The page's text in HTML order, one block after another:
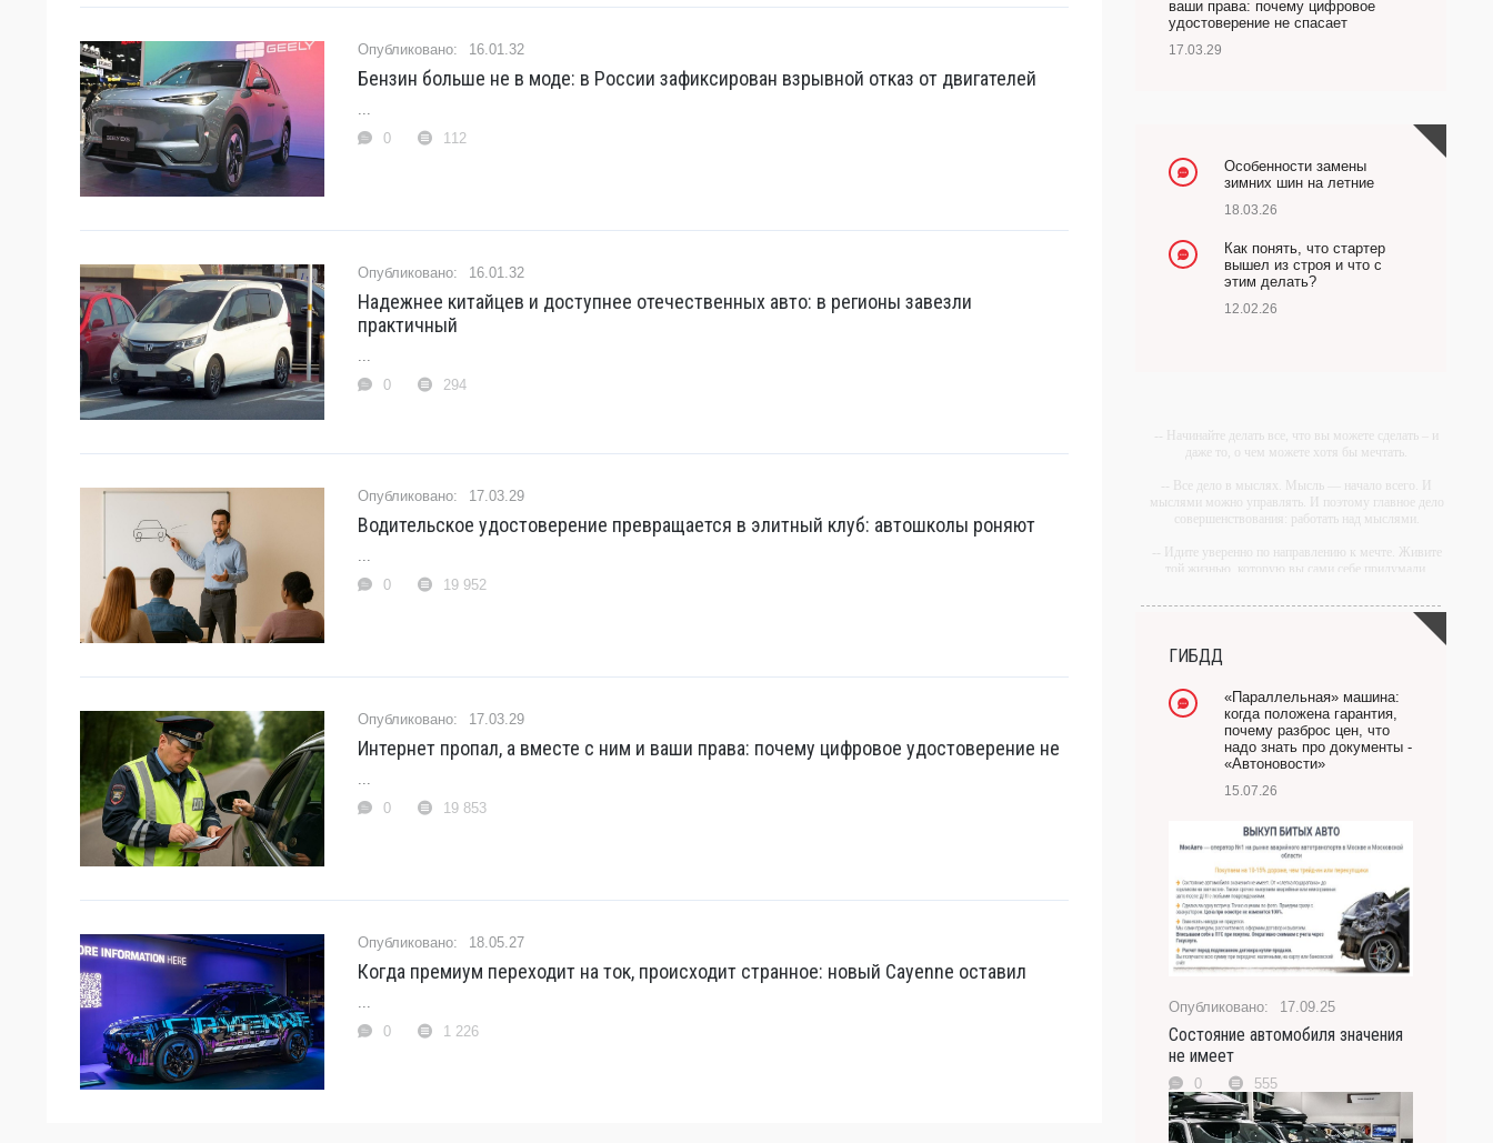
16.01.32
Бензин больше не в моде: в России зафиксирован взрывной отказ от двигателей
...
0
112
16.01.32
Надежнее китайцев и доступнее отечественных авто: в регионы завезли
практичный
...
0
294
17.03.29
Водительское удостоверение превращается в элитный клуб: автошколы роняют
...
0
19 952
17.03.29
Интернет пропал, а вместе с ним и ваши права: почему цифровое удостоверение не
...
0
19 853
18.05.27
Когда премиум переходит на ток, происходит странное: новый Cayenne оставил
...
0
1 226
ваши права: почему цифровое
удостоверение не спасает
17.03.29
Особенности замены
зимних шин на летние
18.03.26
Как понять, что стартер
вышел из строя и что с
этим делать?
12.02.26
-- Начинайте делать все, что вы можете сделать – и
даже то, о чем можете хотя бы мечтать.
-- Все дело в мыслях. Мысль — начало всего. И
мыслями можно управлять. И поэтому главное дело
совершенствования: работать над мыслями.
-- Идите уверенно по направлению к мечте. Живите
той жизнью, которую вы сами себе придумали.
-- Самое большое богатство — это ум. Самая
большая нищета — глупость. Из всех страхов самый
-- Лучшее, что можно сделать с хорошим советом,
это пропустить его мимо ушей. Он никогда не бывает
полезен никому, кроме того, кто его дал.
-- Люблю давать советы и очень не люблю, когда их
дают мне.
ГИБДД
«Параллельная» машина:
когда положена гарантия,
почему разброс цен, что
надо знать про документы -
«Автоновости»
15.07.26
17.09.25
Состояние автомобиля значения
не имеет
0 555